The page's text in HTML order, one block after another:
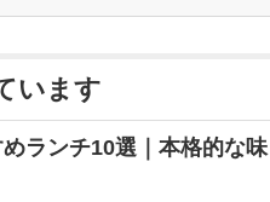
います
ランチ10選｜本格的な味